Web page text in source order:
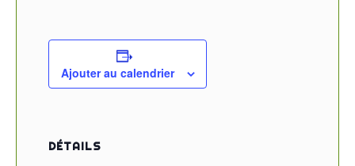
Ajouter au calendrier
DÉTAILS